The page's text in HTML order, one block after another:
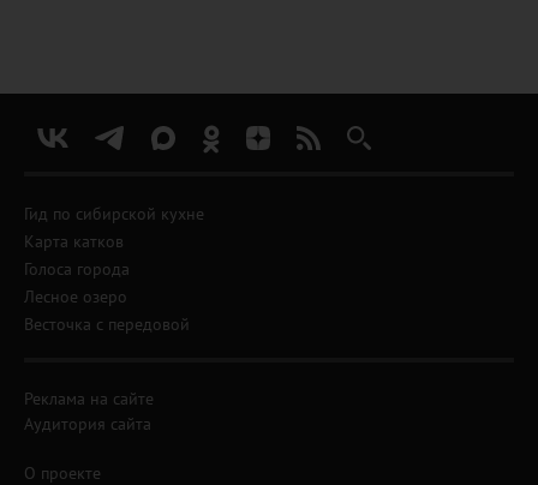
Гид по сибирской кухне
Карта катков
Голоса города
Лесное озеро
Весточка с передовой
Реклама на сайте
Аудитория сайта
О проекте